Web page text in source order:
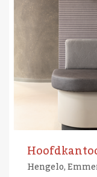
Hengelo,